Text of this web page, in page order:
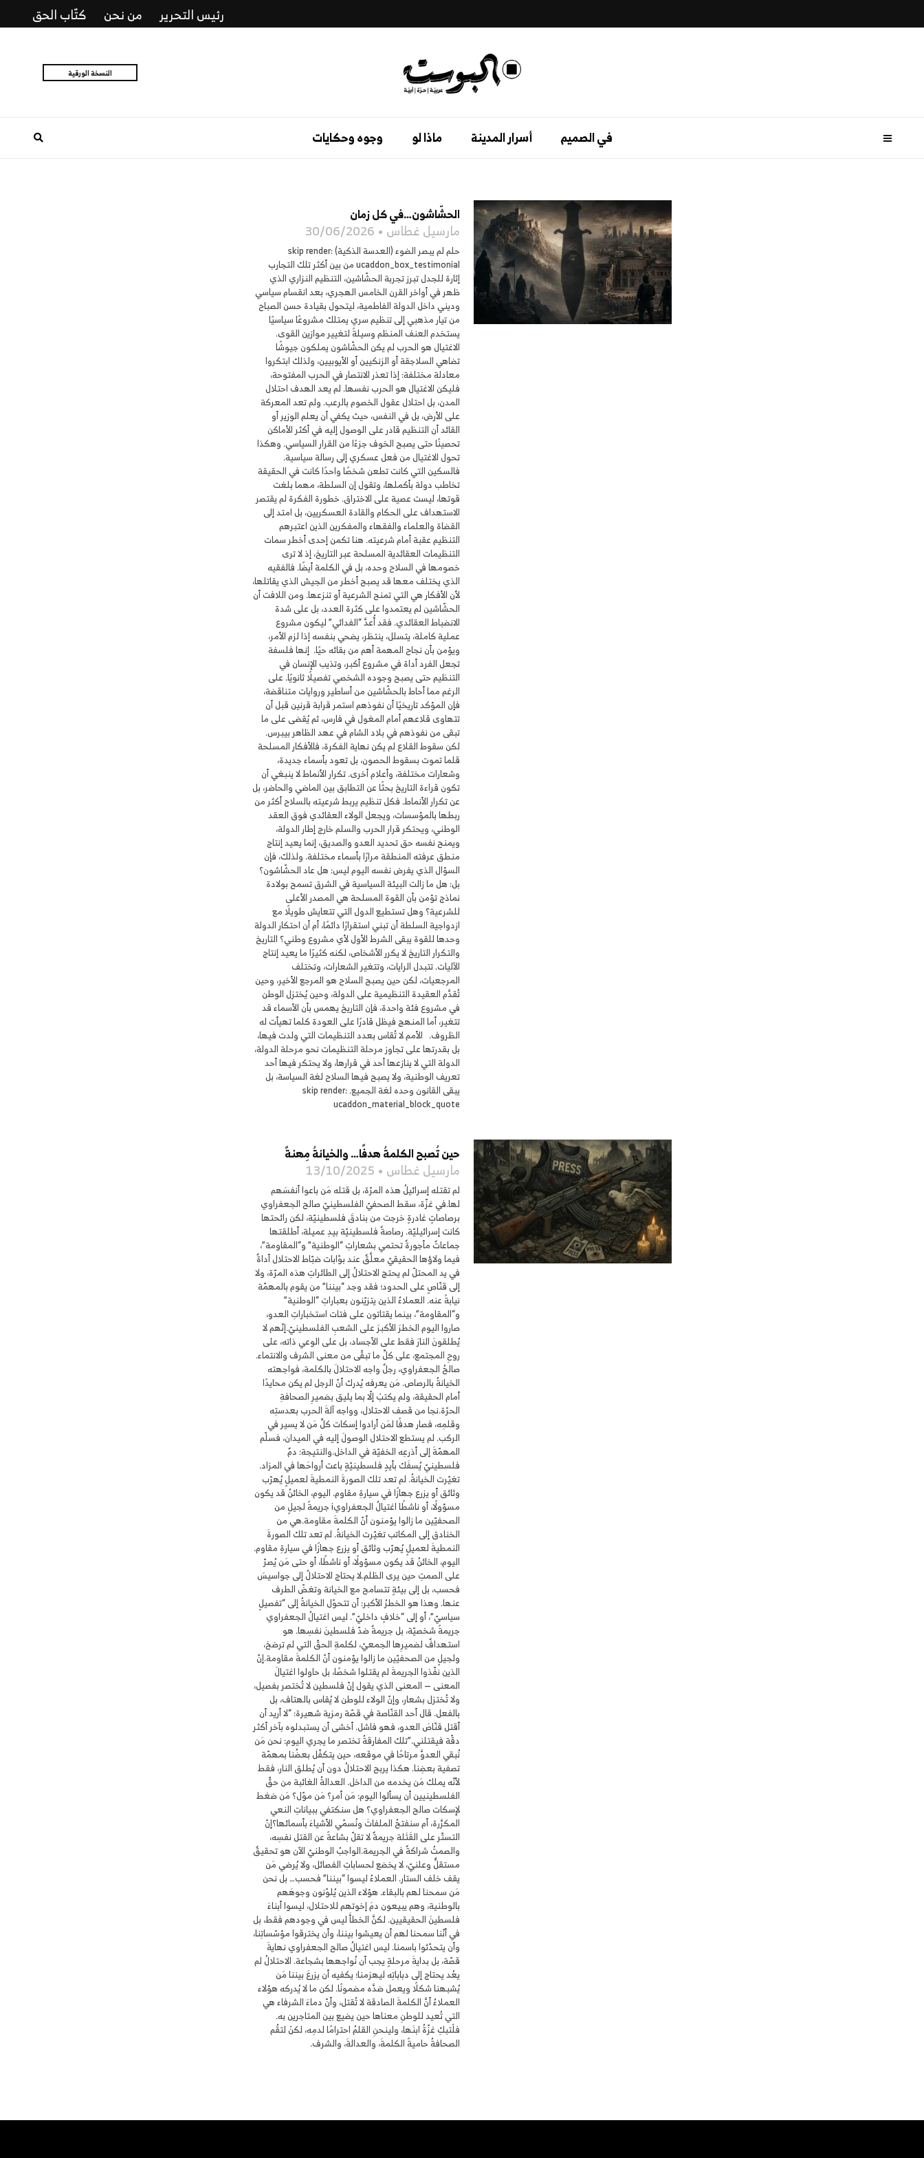
في الصميم أسرار المدينة ماذا لو وجوه وحكايات
النسخة الورقية
رئيس التحرير من نحن كتّاب الحق
الحشّاشون…في كل زمان
مارسيل غطاس 30/06/2026
حلم لم يبصر الضوء (العدسة الذكية) skip render:
ucaddon_box_testimonial من بين أكثر تلك التجارب
إثارة للجدل تبرز تجربة الحشّاشين، التنظيم النزاري الذي
ظهر في أواخر القرن الخامس الهجري، بعد انقسام سياسي
وديني داخل الدولة الفاطمية، ليتحول بقيادة حسن الصباح
من تيار مذهبي إلى تنظيم سري يمتلك مشروعًا سياسيًا
يستخدم العنف المنظم وسيلةً لتغيير موازين القوى.
الاغتيال هو الحرب لم يكن الحشّاشون يملكون جيوشًا
تضاهي السلاجقة أو الزنكيين أو الأيوبيين، ولذلك ابتكروا
معادلة مختلفة: إذا تعذر الانتصار في الحرب المفتوحة،
فليكن الاغتيال هو الحرب نفسها. لم يعد الهدف احتلال
المدن، بل احتلال عقول الخصوم بالرعب. ولم تعد المعركة
على الأرض، بل في النفس، حيث يكفي أن يعلم الوزير أو
القائد أن التنظيم قادر على الوصول إليه في أكثر الأماكن
تحصينًا حتى يصبح الخوف جزءًا من القرار السياسي. وهكذا
تحول الاغتيال من فعل عسكري إلى رسالة سياسية.
فالسكين التي كانت تطعن شخصًا واحدًا كانت في الحقيقة
تخاطب دولة بأكملها، وتقول إن السلطة، مهما بلغت
قوتها، ليست عصية على الاختراق. خطورة الفكرة لم يقتصر
الاستهداف على الحكام والقادة العسكريين، بل امتد إلى
القضاة والعلماء والفقهاء والمفكرين الذين اعتبرهم
التنظيم عقبة أمام شرعيته. هنا تكمن إحدى أخطر سمات
التنظيمات العقائدية المسلحة عبر التاريخ، إذ لا ترى
خصومها في السلاح وحده، بل في الكلمة أيضًا. فالفقيه
الذي يختلف معها قد يصبح أخطر من الجيش الذي يقاتلها،
لأن الأفكار هي التي تمنح الشرعية أو تنزعها. ومن اللافت أن
الحشّاشين لم يعتمدوا على كثرة العدد، بل على شدة
الانضباط العقائدي. فقد أُعدَّ “الفدائي” ليكون مشروع
عملية كاملة، يتسلل، ينتظر، يضحي بنفسه إذا لزم الأمر،
ويؤمن بأن نجاح المهمة أهم من بقائه حيًا. إنها فلسفة
تجعل الفرد أداة في مشروع أكبر، وتذيب الإنسان في
التنظيم حتى يصبح وجوده الشخصي تفصيلًا ثانويًا. على
الرغم مما أحاط بالحشّاشين من أساطير وروايات متناقضة،
فإن المؤكد تاريخيًا أن نفوذهم استمر قرابة قرنين قبل أن
تتهاوى قلاعهم أمام المغول في فارس، ثم يُقضى على ما
تبقى من نفوذهم في بلاد الشام في عهد الظاهر بيبرس.
لكن سقوط القلاع لم يكن نهاية الفكرة، فالأفكار المسلحة
قلما تموت بسقوط الحصون، بل تعود بأسماء جديدة،
وشعارات مختلفة، وأعلام أخرى. تكرار الأنماط لا ينبغي أن
تكون قراءة التاريخ بحثًا عن التطابق بين الماضي والحاضر، بل
عن تكرار الأنماط. فكل تنظيم يربط شرعيته بالسلاح أكثر من
ربطها بالمؤسسات، ويجعل الولاء العقائدي فوق العقد
الوطني، ويحتكر قرار الحرب والسلم خارج إطار الدولة،
ويمنح نفسه حق تحديد العدو والصديق، إنما يعيد إنتاج
منطق عرفته المنطقة مرارًا بأسماء مختلفة. ولذلك، فإن
السؤال الذي يفرض نفسه اليوم ليس: هل عاد الحشّاشون؟
بل: هل ما زالت البيئة السياسية في الشرق تسمح بولادة
نماذج تؤمن بأن القوة المسلحة هي المصدر الأعلى
للشرعية؟ وهل تستطيع الدول التي تتعايش طويلًا مع
ازدواجية السلطة أن تبني استقرارًا دائمًا، أم أن احتكار الدولة
وحدها للقوة يبقى الشرط الأول لأي مشروع وطني؟ التاريخ
والتكرار التاريخ لا يكرر الأشخاص، لكنه كثيرًا ما يعيد إنتاج
الآليات. تتبدل الرايات، وتتغير الشعارات، وتختلف
المرجعيات، لكن حين يصبح السلاح هو المرجع الأخير، وحين
تُقدَّم العقيدة التنظيمية على الدولة، وحين يُختزل الوطن
في مشروع فئة واحدة، فإن التاريخ يهمس بأن الأسماء قد
تتغير، أما المنهج فيظل قادرًا على العودة كلما تهيأت له
الظروف. الأمم لا تُقاس بعدد التنظيمات التي ولدت فيها،
بل بقدرتها على تجاوز مرحلة التنظيمات نحو مرحلة الدولة،
الدولة التي لا ينازعها أحد في قرارها، ولا يحتكر فيها أحد
تعريف الوطنية، ولا يصبح فيها السلاح لغة السياسة، بل
يبقى القانون وحده لغة الجميع. skip render:
ucaddon_material_block_quote
حين تُصبح الكلمةُ هدفًا… والخيانةُ مِهنةً
مارسيل غطاس 13/10/2025
لم تقتله إسرائيلُ هذه المرّة، بل قتله مَن باعوا أنفسَهم
لها.في غزّة، سقط الصحفيّ الفلسطينيّ صالح الجعفراوي
برصاصاتٍ غادرةٍ خرجت من بنادقَ فلسطينيّة، لكن رائحتها
كانت إسرائيليّة. رصاصةٌ فلسطينيّة بيدِ عميلة، أطلقتها
جماعاتٌ مأجورةٌ تحتمي بشعاراتِ “الوطنية” و“المقاومة”،
فيما ولاؤها الحقيقيّ معلَّقٌ عند بوّابات ضبّاط الاحتلال أداةٌ
في يد المحتلّ لم يحتج الاحتلالُ إلى الطائراتِ هذه المرّة، ولا
إلى قنّاصٍ على الحدود؛ فقد وجد “بيننا” من يقوم بالمهمّة
نيابةً عنه. العملاءُ الذين يتزيّنون بعباراتِ “الوطنية”
و“المقاومة”، بينما يقتاتون على فتات استخباراتِ العدو،
صاروا اليوم الخطرَ الأكبرَ على الشعبِ الفلسطينيّ.إنّهم لا
يُطلقونَ النارَ فقط على الأجساد، بل على الوعي ذاته، على
روحِ المجتمع، على كلِّ ما تبقّى من معنى الشرف والانتماء.
صالحُ الجعفراوي، رجلٌ واجه الاحتلالَ بالكلمة، فواجهته
الخيانةُ بالرصاص. مَن يعرفه يُدرك أنّ الرجل لم يكن محايدًا
أمام الحقيقة، ولم يكتبْ إلّا بما يليق بضميرِ الصحافةِ
الحرّة.نجا من قصف الاحتلال، وواجه آلةَ الحرب بعدستِه
وقلمِه، فصار هدفًا لمَن أرادوا إسكات كلِّ مَن لا يسير في
الركب. لم يستطع الاحتلال الوصولَ إليه في الميدان، فسلّم
المهمّةَ إلى أذرعِه الخفيّة في الداخل.والنتيجة: دمٌ
فلسطينيّ يُسفَك بأيدٍ فلسطينيّةٍ باعت أرواحَها في المزاد.
تغيّرت الخيانةُ. لم تعد تلك الصورةَ النمطيةَ لعميلٍ يُهرّب
وثائق أو يزرع جهازًا في سيارةِ مقاوم. اليوم، الخائنُ قد يكون
مسؤولًا، أو ناشطًا اغتيالُ الجعفراويi جريمةً لجيلٍ من
الصحفيّين ما زالوا يؤمنون أنّ الكلمةَ مقاومة.هي من
الخنادق إلى المكاتب تغيّرت الخيانةُ. لم تعد تلك الصورةَ
النمطيةَ لعميلٍ يُهرّب وثائق أو يزرع جهازًا في سيارةِ مقاوم.
اليوم، الخائنُ قد يكون مسؤولًا، أو ناشطًا، أو حتى مَن يُصرّ
على الصمتِ حين يرى الظلم.لا يحتاج الاحتلالُ إلى جواسيسَ
فحسب، بل إلى بيئةٍ تتسامح مع الخيانة وتغضّ الطرف
عنها. وهذا هو الخطرُ الأكبر: أن تتحوّل الخيانةُ إلى “تفصيلٍ
سياسيّ”، أو إلى “خلافٍ داخليّ”. ليس اغتيالُ الجعفراوي
جريمةً شخصيّة، بل جريمةٌ ضدّ فلسطينَ نفسِها. هو
استهدافٌ لضميرِها الجمعيّ، لكلمةِ الحقّ التي لم ترضخ،
ولجيلٍ من الصحفيّين ما زالوا يؤمنون أنّ الكلمةَ مقاومة.إنّ
الذين نفّذوا الجريمةَ لم يقتلوا شخصًا، بل حاولوا اغتيالَ
المعنى — المعنى الذي يقول إنّ فلسطين لا تُختصر بفصيل،
ولا تُختزل بشعار، وإنّ الولاء للوطن لا يُقاس بالهتاف، بل
بالفعل. قال أحد القنّاصة في قصّة رمزية شهيرة: “لا أريد أن
أقتل قنّاصَ العدو، فهو فاشل. أخشى أن يستبدلوه بآخر أكثر
دقّة فيقتلني.”تلك المفارقةُ تختصر ما يجري اليوم: نحن مَن
نُبقي العدوَّ مرتاحًا في موقعه، حين يتكفّل بعضُنا بمهمّة
تصفية بعضِنا. هكذا يربح الاحتلالُ دون أن يُطلق النار، فقط
لأنّه يملك مَن يخدمه من الداخل. العدالةُ الغائبة من حقِّ
الفلسطينيين أن يسألوا اليوم: مَن أمر؟ مَن موّل؟ مَن ضغط
لإسكات صالح الجعفراوي؟ هل سنكتفي ببياناتِ النعي
المكرَّرة، أم سنفتحُ الملفاتَ ونُسمّي الأشياءَ بأسمائها؟إنّ
التستّر على القَتَلة جريمةٌ لا تقلّ بشاعةً عن القتل نفسِه،
والصمتُ شراكةٌ في الجريمة.الواجبُ الوطنيّ الآن هو تحقيقٌ
مستقلٌّ وعلنيّ، لا يخضع لحساباتِ الفصائل، ولا يُرضي مَن
يقف خلف الستار. العملاءُ ليسوا “بيننا” فحسب… بل نحن
مَن سمحنا لهم بالبقاء. هؤلاء الذين يُلوّنون وجوهَهم
بالوطنية، وهم يبيعون دمَ إخوتهم للاحتلال، ليسوا أبناءَ
فلسطينَ الحقيقيين. لكنَّ الخطأَ ليس في وجودهم فقط، بل
في أنّنا سمحنا لهم أن يعيشوا بيننا، وأن يخترقوا مؤسّساتِنا،
وأن يتحدّثوا باسمنا. ليس اغتيالُ صالح الجعفراوي نهايةَ
قصّة، بل بدايةَ مرحلةٍ يجب أن نُواجهها بشجاعة. الاحتلالُ لم
يعُد يحتاج إلى دباباتِه ليهزمنا؛ يكفيه أن يزرعَ بيننا مَن
يُشبهنا شكلًا ويعمل ضدَّه مضمونًا. لكن ما لا يُدركه هؤلاء
العملاءُ أنَّ الكلمةَ الصادقة لا تُقتل، وأنّ دماءَ الشرفاء هي
التي تُعيد للوطنِ معناها حين يضيع بين المتاجرين به.
فلْتبكِ غزّةُ ابنَها، ولينحنِ القلمُ احترامًا لدمِه، لكنْ لتقُم
الصحافةُ حاميةً الكلمةَ، والعدالةَ، والشرف.